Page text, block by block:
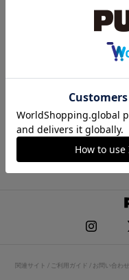
関連サイト / ご利用ガイド / お問い合わせ